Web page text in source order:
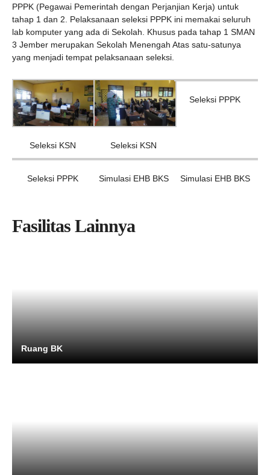
PPPK (Pegawai Pemerintah dengan Perjanjian Kerja) untuk
tahap 1 dan 2. Pelaksanaan seleksi PPPK ini memakai seluruh
lab komputer yang ada di Sekolah. Khusus pada tahap 1 SMAN
3 Jember merupakan Sekolah Menengah Atas satu-satunya
yang menjadi tempat pelaksanaan seleksi.
Seleksi KSN Seleksi KSN
Seleksi PPPK
Seleksi PPPK Simulasi EHB BKS Simulasi EHB BKS
Fasilitas Lainnya
Ruang BK